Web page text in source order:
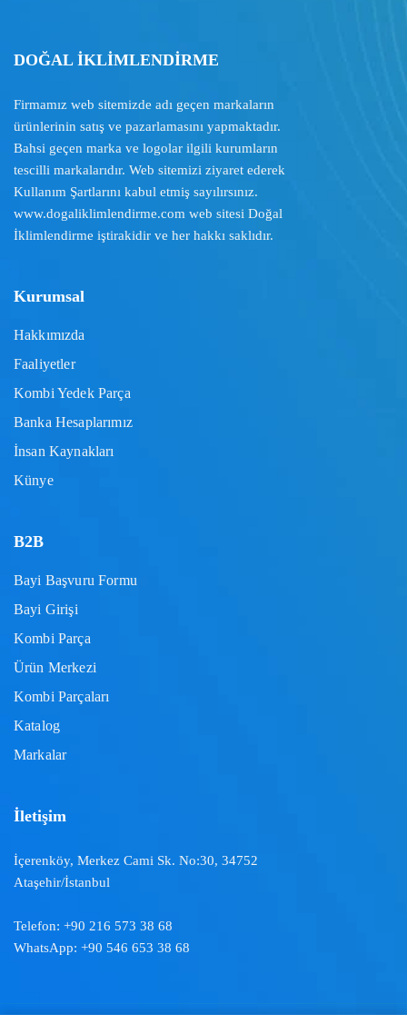
DOĞAL İKLİMLENDİRME
Firmamız web sitemizde adı geçen markaların
ürünlerinin satış ve pazarlamasını yapmaktadır.
Bahsi geçen marka ve logolar ilgili kurumların
tescilli markalarıdır. Web sitemizi ziyaret ederek
Kullanım Şartlarını kabul etmiş sayılırsınız.
www.dogaliklimlendirme.com web sitesi Doğal
İklimlendirme iştirakidir ve her hakkı saklıdır.
Kurumsal
Hakkımızda
Faaliyetler
Kombi Yedek Parça
Banka Hesaplarımız
İnsan Kaynakları
Künye
B2B
Bayi Başvuru Formu
Bayi Girişi
Kombi Parça
Ürün Merkezi
Kombi Parçaları
Katalog
Markalar
İletişim
İçerenköy, Merkez Cami Sk. No:30, 34752
Ataşehir/İstanbul
Telefon: +90 216 573 38 68
WhatsApp: +90 546 653 38 68